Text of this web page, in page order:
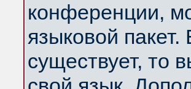
конференции,
языковой пакет.
существует, то